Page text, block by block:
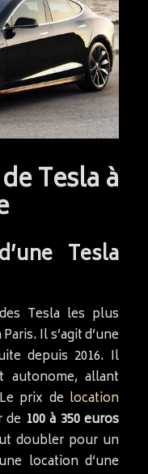
Tesla à
Tesla
Tesla les plus
Il s’agit d’une
depuis 2016. Il
autonome, allant
prix de location
de 100 à 350 euros
doubler pour un
location d’une